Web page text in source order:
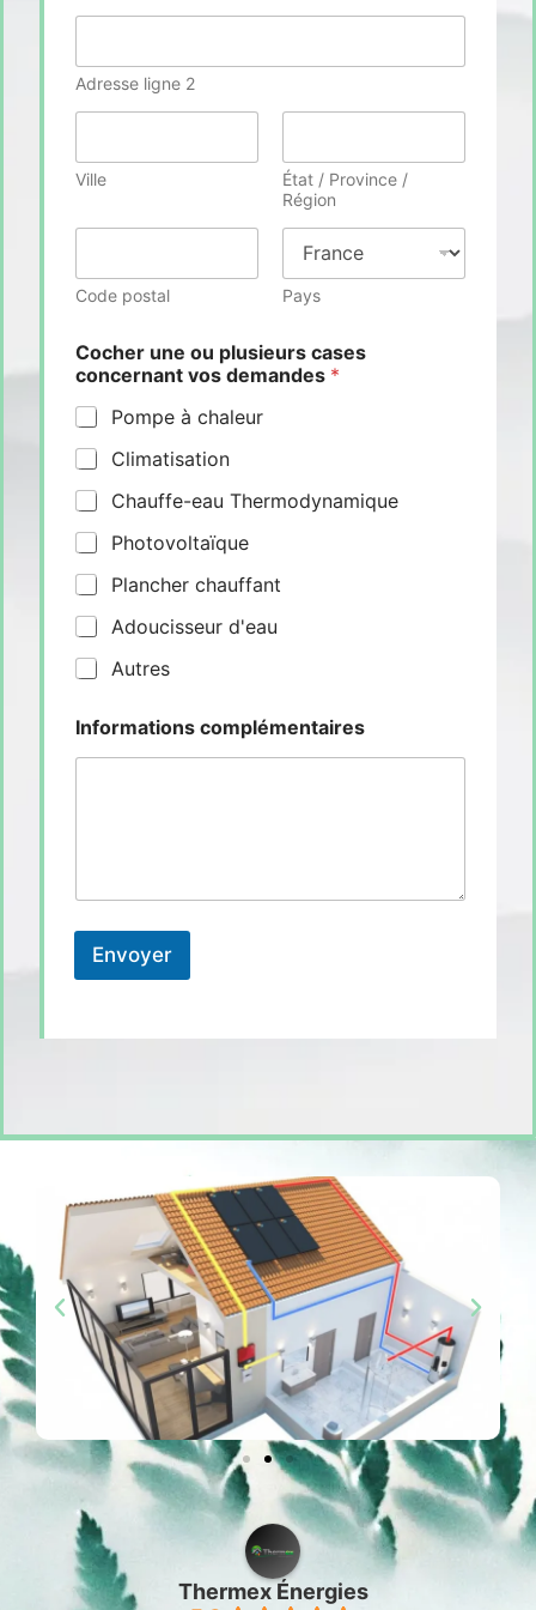
Adresse ligne 2
Ville
État / Province /
Région
Code postal Pays
Cocher une ou plusieurs cases
concernant vos demandes *
Pompe à chaleur
Climatisation
Chauffe-eau Thermodynamique
Photovoltaïque
Plancher chauffant
Adoucisseur d'eau
Autres
Informations complémentaires
Envoyer
Thermex Énergies